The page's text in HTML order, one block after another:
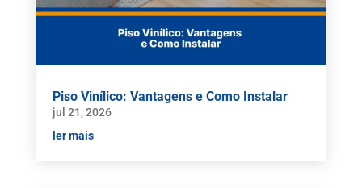
Piso Vinílico: Vantagens e Como Instalar
jul 21, 2026
ler mais